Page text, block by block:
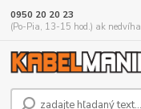
0950 20 20 23
(Po-Pia, 13-15 hod.) ak